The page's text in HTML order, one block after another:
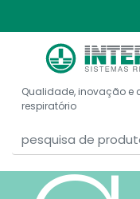
Qualidade, inovação
respiratório